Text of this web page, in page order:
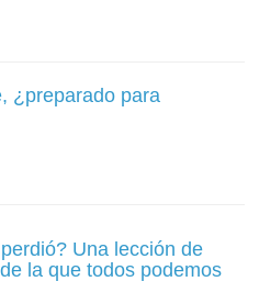
¿preparado para
Una lección de
la que todos podemos